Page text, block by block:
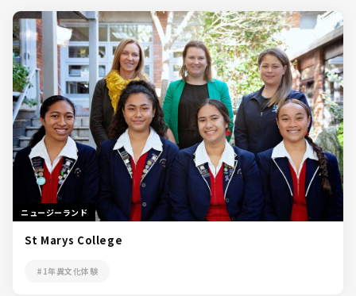
ニュージーランド
St Marys College
#1年異文化体験